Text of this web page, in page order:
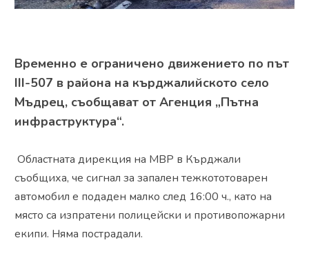
Временно е ограничено движението по път
III-507 в района на кърджалийското село
Мъдрец, съобщават от Агенция „Пътна
инфраструктура“.
Областната дирекция на МВР в Кърджали
съобщиха, че сигнал за запален тежкототоварен
автомобил е подаден малко след 16:00 ч., като на
място са изпратени полицейски и противопожарни
екипи. Няма пострадали.